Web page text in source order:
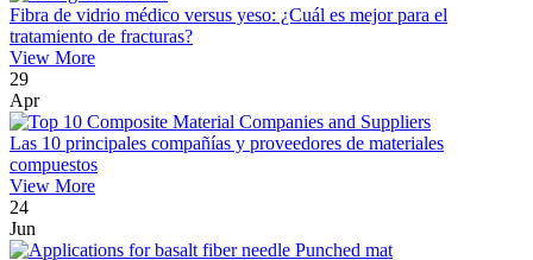
Fibra de vidrio médico versus yeso: ¿Cuál es mejor para el
tratamiento de fracturas?
View More
29
Apr
Las 10 principales compañías y proveedores de materiales
compuestos
View More
24
Jun